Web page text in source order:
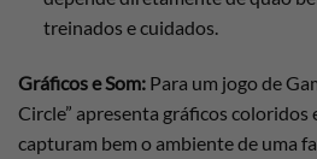
treinados e cuidados.
Gráficos e Som: Para um jogo de
Circle” apresenta gráficos coloridos
capturam bem o ambiente de uma